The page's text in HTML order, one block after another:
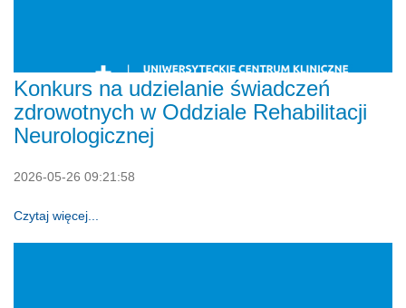
Konkurs na udzielanie świadczeń
zdrowotnych w Oddziale Rehabilitacji
Neurologicznej
2026-05-26 09:21:58
Czytaj więcej...